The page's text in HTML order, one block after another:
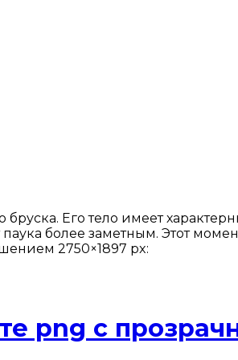
Его тело имеет
более заметным. Этот
2750×1897 px:
png с